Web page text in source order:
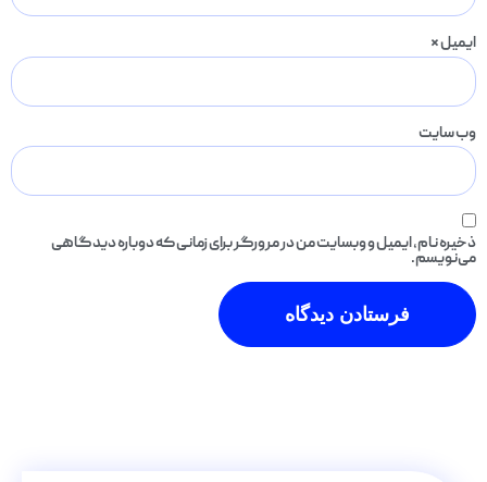
*
نام، ایمیل و وبسایت من در مرورگر برای زمانی که دوباره دیدگاهی